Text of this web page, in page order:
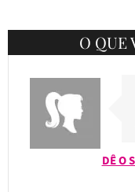
O QUE
DÊ O